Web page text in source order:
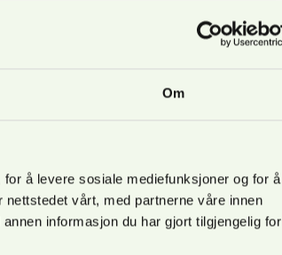
Om
å levere sosiale mediefunksjoner og for å
vårt, med partnerne våre innen
informasjon du har gjort tilgjengelig for
interesser i møte med
til private grunneieres
skattetrykket på grunneiere må
at staten må slutte å skille